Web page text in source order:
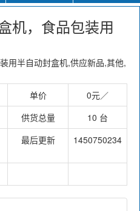
机，食品包装用
用半自动封盒机,供应新品,其他,
单价
0元／
供货总量
10 台
最后更新 1450750234